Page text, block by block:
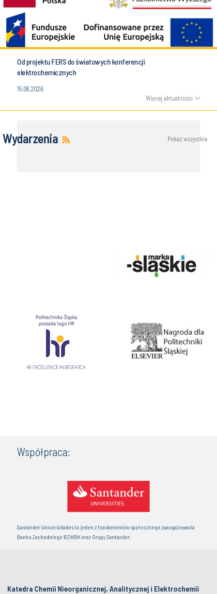
Od projektu FERS do światowych konferencji
elektrochemicznych
15.06.2026
Więcej aktualności
Wydarzenia Pokaż wszystkie
Współpraca:
Santander Universidades to jeden z fundamentów społecznego zaangażowania
Banku Zachodniego BZWBK oraz Grupy Santander.
Katedra Chemii Nieorganicznej, Analitycznej i Elektrochemii